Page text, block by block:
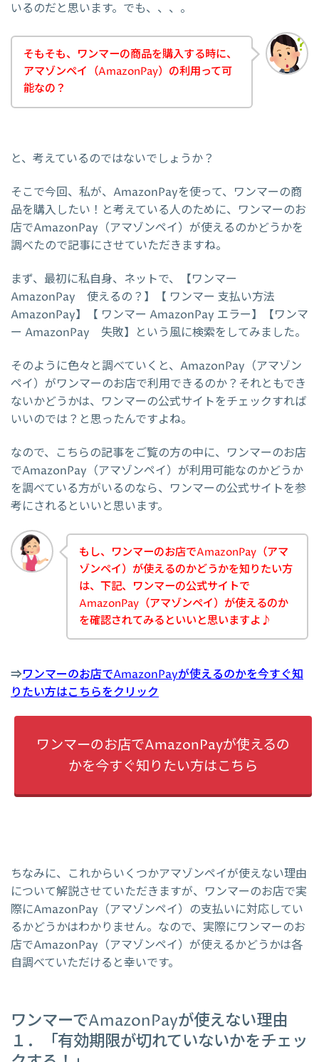
いるのだと思います。でも、、、。
そもそも、ワンマーの商品を購入する時に、
アマゾンペイ（AmazonPay）の利用って可
能なの？
と、考えているのではないでしょうか？
そこで今回、私が、AmazonPayを使って、ワンマーの商
品を購入したい！と考えている人のために、ワンマーのお
店でAmazonPay（アマゾンペイ）が使えるのかどうかを
調べたので記事にさせていただきますね。
まず、最初に私自身、ネットで、【ワンマー
AmazonPay 使えるの？】【 ワンマー 支払い方法
AmazonPay】【 ワンマー AmazonPay エラー】【ワンマ
ー AmazonPay 失敗】という風に検索をしてみました。
そのように色々と調べていくと、AmazonPay（アマゾン
ペイ）がワンマーのお店で利用できるのか？それともでき
ないかどうかは、ワンマーの公式サイトをチェックすれば
いいのでは？と思ったんですよね。
なので、こちらの記事をご覧の方の中に、ワンマーのお店
でAmazonPay（アマゾンペイ）が利用可能なのかどうか
を調べている方がいるのなら、ワンマーの公式サイトを参
考にされるといいと思います。
もし、ワンマーのお店でAmazonPay（アマ
ゾンペイ）が使えるのかどうかを知りたい方
は、下記、ワンマーの公式サイトで
AmazonPay（アマゾンペイ）が使えるのか
を確認されてみるといいと思いますよ♪
⇒ワンマーのお店でAmazonPayが使えるのかを今すぐ知
りたい方はこちらをクリック
ワンマーのお店でAmazonPayが使えるの
かを今すぐ知りたい方はこちら
ちなみに、これからいくつかアマゾンペイが使えない理由
について解説させていただきますが、ワンマーのお店で実
際にAmazonPay（アマゾンペイ）の支払いに対応してい
るかどうかはわかりません。なので、実際にワンマーのお
店でAmazonPay（アマゾンペイ）が使えるかどうかは各
自調べていただけると幸いです。
ワンマーでAmazonPayが使えない理由
１．「有効期限が切れていないかをチェッ